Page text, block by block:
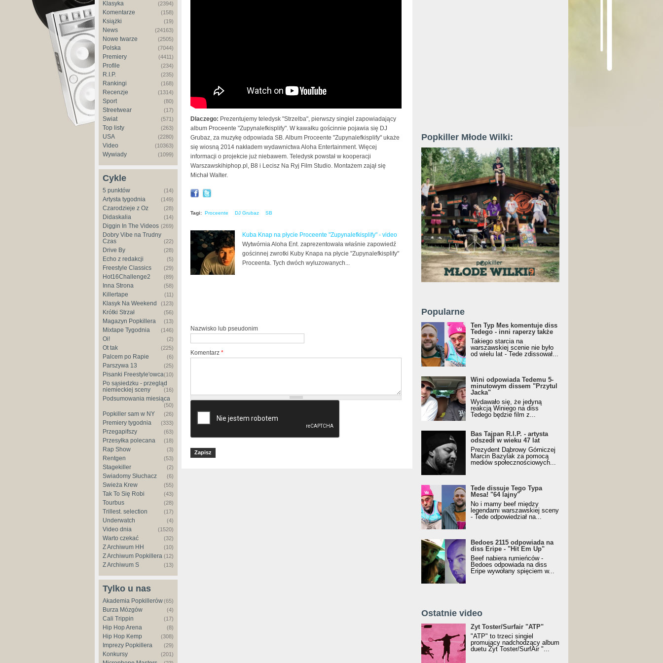
Klasyka (2394)
Komentarze (158)
Książki (19)
News (24163)
Nowe twarze (2505)
Polska (7044)
Premiery (4411)
Profile (234)
R.I.P. (235)
Rankingi (168)
Recenzje (1314)
Sport (80)
Streetwear (17)
Świat (571)
Top listy (263)
USA (2280)
Video (10363)
Wywiady (1099)
Cykle
5 punktów (14)
Artysta tygodnia (149)
Czarodzieje z Oz (28)
Didaskalia (14)
Diggin In The Videos (269)
Dobry Vibe na Trudny
Czas
(22)
Drive By (28)
Echo z redakcji (5)
Freestyle Classics (29)
Hot16Challenge2 (89)
Inna Strona (58)
Killertape (11)
Klasyk Na Weekend (123)
Krótki Strzał (56)
Magazyn Popkillera (13)
Mixtape Tygodnia (146)
Oi! (2)
Ot tak (225)
Palcem po Rapie (6)
Parszywa 13 (25)
Pisanki Freestyle'owca(10)
Po sąsiedzku - przegląd
niemieckiej sceny
(16)
Podsumowania miesiąca
(50)
Popkiller sam w NY (26)
Premiery tygodnia (333)
Przegapifszy (63)
Przesyłka polecana (18)
Rap Show (3)
Rentgen (53)
Stagekiller (2)
Świadomy Słuchacz (6)
Świeża Krew (55)
Tak To Się Robi (43)
Tourbus (28)
Trillest. selection (17)
Underwatch (4)
Video dnia (1520)
Warto czekać (32)
Z Archiwum HH (10)
Z Archiwum Popkillera (12)
Z Archiwum S (13)
Tylko u nas
Akademia Popkillerów(65)
Burza Mózgów (4)
Cali Trippin (17)
Hip Hop Arena (8)
Hip Hop Kemp (308)
Imprezy Popkillera (29)
Konkursy (201)
Dlaczego: Prezentujemy teledysk "Strzelba", pierwszy singiel zapowiadający
album Proceente "Zupynalefkisplify". W kawałku gościnnie pojawia się DJ
Grubaz, za muzykę odpowiada SB. Album Proceente "Zupynalefkisplify" ukaże
się wiosną 2014 nakładem wydawnictwa Aloha Entertainment. Więcej
informacji o projekcie już niebawem. Teledysk powstał w kooperacji
Warszawskihiphop.pl, B8 i Lecisz Na Ryj Film Studio. Montażem zajął się
Michał Walter.
Tagi: Proceente DJ Grubaz SB
Kuba Knap na płycie Proceente "Zupynalefkisplify" - video
Wytwórnia Aloha Ent. zaprezentowała właśnie zapowiedź
gościnnej zwrotki Kuby Knapa na płycie "Zupynalefkisplify"
Proceenta. Tych dwóch wyluzowanych...
Nazwisko lub pseudonim
Komentarz *
Popkiller Młode Wilki:
Popularne
Ten Typ Mes komentuje diss
Tedego - inni raperzy także
Takiego starcia na
warszawskiej scenie nie było
od wielu lat - Tede zdissował...
Wini odpowiada Tedemu 5-
minutowym dissem "Przytul
Jacka"
Wydawało się, że jedyną
reakcją Winiego na diss
Tedego będzie film z...
Bas Tajpan R.I.P. - artysta
odszedł w wieku 47 lat
Prezydent Dąbrowy Górniczej
Marcin Bazylak za pomocą
mediów społecznościowych...
Tede dissuje Tego Typa
Mesa! "64 lajny"
No i mamy beef między
legendami warszawskiej sceny
- Tede odpowiedział na...
Bedoes 2115 odpowiada na
diss Eripe - "Hit Em Up"
Beef nabiera rumieńców -
Bedoes odpowiada na diss
Eripe wywołany spięciem w...
Ostatnie video
Żyt Toster/SurfAir - ATP VIDEO
Żyt Toster/Surfair "ATP"
"ATP" to trzeci singiel
promujący nadchodzący album
duetu Żyt Toster/SurfAir "...